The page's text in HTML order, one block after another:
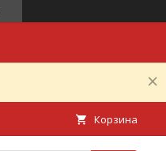
Корзина